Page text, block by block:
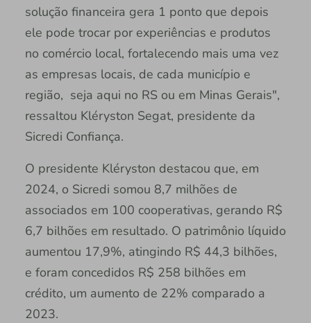
solução financeira gera 1 ponto que depois
ele pode trocar por experiências e produtos
no comércio local, fortalecendo mais uma vez
as empresas locais, de cada município e
região, seja aqui no RS ou em Minas Gerais",
ressaltou Kléryston Segat, presidente da
Sicredi Confiança.
O presidente Kléryston destacou que, em
2024, o Sicredi somou 8,7 milhões de
associados em 100 cooperativas, gerando R$
6,7 bilhões em resultado. O patrimônio líquido
aumentou 17,9%, atingindo R$ 44,3 bilhões,
e foram concedidos R$ 258 bilhões em
crédito, um aumento de 22% comparado a
2023.